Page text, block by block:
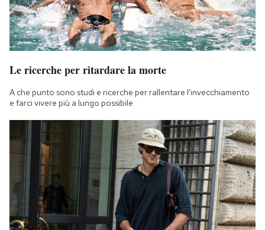
Le ricerche per ritardare la morte
A che punto sono studi e ricerche per rallentare l'invecchiamento
e farci vivere più a lungo possibile